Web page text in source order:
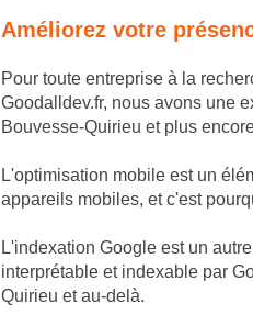
Améliorez votre
Pour toute entreprise à la
Goodalldev.fr, nous avons une
Bouvesse-Quirieu et plus
L'optimisation mobile est un
appareils mobiles, et c'est
L'indexation Google est un
interprétable et indexable par
Quirieu et au-delà.